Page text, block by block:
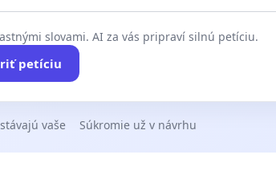
slovami. AI za vás pripraví silnú petíciu.
petíciu
vaše Súkromie už v návrhu